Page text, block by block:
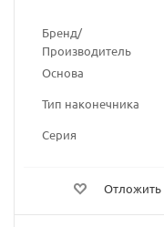
Бренд/
Производитель
Основа
Тип наконечника
Серия
Отложить